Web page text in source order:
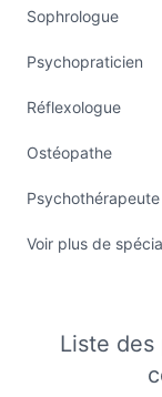
Sophrologue
Psychopraticien
Réflexologue
Ostéopathe
Psychothérapeute
Voir plus de
Liste